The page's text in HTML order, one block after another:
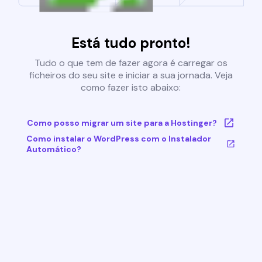
Está tudo pronto!
Tudo o que tem de fazer agora é carregar os
ficheiros do seu site e iniciar a sua jornada. Veja
como fazer isto abaixo:
Como posso migrar um site para a Hostinger?
Como instalar o WordPress com o Instalador
Automático?